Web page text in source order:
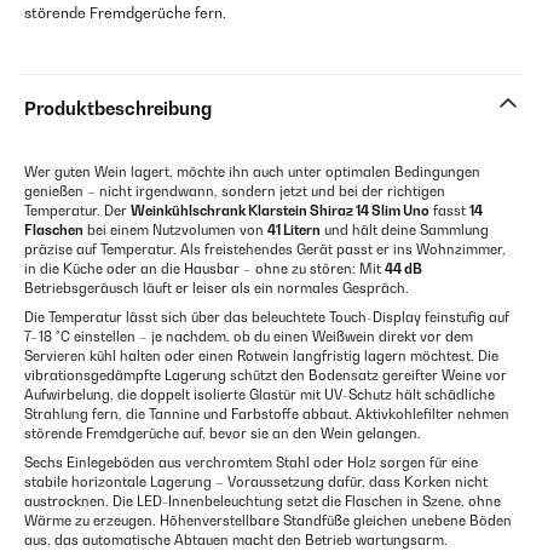
störende Fremdgerüche fern.
Produktbeschreibung
Wer guten Wein lagert, möchte ihn auch unter optimalen Bedingungen
genießen – nicht irgendwann, sondern jetzt und bei der richtigen
Temperatur. Der Weinkühlschrank Klarstein Shiraz 14 Slim Uno fasst 14
Flaschen bei einem Nutzvolumen von 41 Litern und hält deine Sammlung
präzise auf Temperatur. Als freistehendes Gerät passt er ins Wohnzimmer,
in die Küche oder an die Hausbar – ohne zu stören: Mit 44 dB
Betriebsgeräusch läuft er leiser als ein normales Gespräch.
Die Temperatur lässt sich über das beleuchtete Touch-Display feinstufig auf
7–18 °C einstellen – je nachdem, ob du einen Weißwein direkt vor dem
Servieren kühl halten oder einen Rotwein langfristig lagern möchtest. Die
vibrationsgedämpfte Lagerung schützt den Bodensatz gereifter Weine vor
Aufwirbelung, die doppelt isolierte Glastür mit UV-Schutz hält schädliche
Strahlung fern, die Tannine und Farbstoffe abbaut. Aktivkohlefilter nehmen
störende Fremdgerüche auf, bevor sie an den Wein gelangen.
Sechs Einlegeböden aus verchromtem Stahl oder Holz sorgen für eine
stabile horizontale Lagerung – Voraussetzung dafür, dass Korken nicht
austrocknen. Die LED-Innenbeleuchtung setzt die Flaschen in Szene, ohne
Wärme zu erzeugen. Höhenverstellbare Standfüße gleichen unebene Böden
aus, das automatische Abtauen macht den Betrieb wartungsarm.